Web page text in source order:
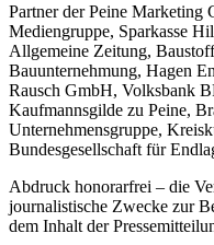
Partner der Peine Marketing
Mediengruppe, Sparkasse
Allgemeine Zeitung,
Bauunternehmung, Hagen
Rausch GmbH, Volksbank
Kaufmannsgilde zu Peine,
Unternehmensgruppe,
Bundesgesellschaft für
Abdruck honorarfrei – die
journalistische Zwecke zur
dem Inhalt der